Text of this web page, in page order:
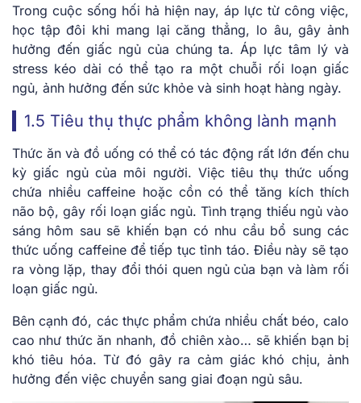
Trong cuộc sống hối hả hiện nay, áp lực từ công việc,
học tập đôi khi mang lại căng thẳng, lo âu, gây ảnh
hưởng đến giấc ngủ của chúng ta. Áp lực tâm lý và
stress kéo dài có thể tạo ra một chuỗi rối loạn giấc
ngủ, ảnh hưởng đến sức khỏe và sinh hoạt hàng ngày.
1.5 Tiêu thụ thực phẩm không lành mạnh
Thức ăn và đồ uống có thể có tác động rất lớn đến chu
kỳ giấc ngủ của môi người. Việc tiêu thụ thức uống
chứa nhiều caffeine hoặc cồn có thể tăng kích thích
não bộ, gây rối loạn giấc ngủ. Tình trạng thiếu ngủ vào
sáng hôm sau sẽ khiến bạn có nhu cầu bổ sung các
thức uống caffeine để tiếp tục tỉnh táo. Điều này sẽ tạo
ra vòng lặp, thay đổi thói quen ngủ của bạn và làm rối
loạn giấc ngủ.
Bên cạnh đó, các thực phẩm chứa nhiều chất béo, calo
cao như thức ăn nhanh, đồ chiên xào… sẽ khiến bạn bị
khó tiêu hóa. Từ đó gây ra cảm giác khó chịu, ảnh
hưởng đến việc chuyển sang giai đoạn ngủ sâu.